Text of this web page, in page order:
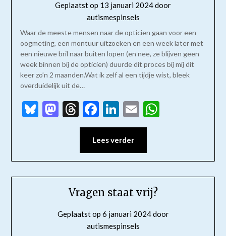
Geplaatst op 13 januari 2024door
autismespinsels
Waar de meeste mensen naar de opticien gaan voor een
oogmeting, een montuur uitzoeken en een week later met
een nieuwe bril naar buiten lopen (en nee, ze blijven geen
week binnen bij de opticien) duurde dit proces bij mij dit
keer zo’n 2 maanden.Wat ik zelf al een tijdje wist, bleek
overduidelijk uit de…
Bluesky
Mastodon
Threads
Facebook
LinkedIn
Email
Lees verder
Vragen staat vrij?
Geplaatst op 6 januari 2024door
autismespinsels